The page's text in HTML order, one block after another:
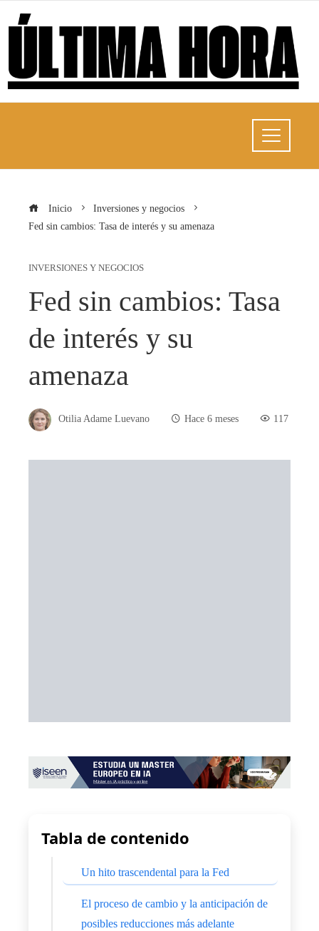
Inicio
Inversiones y negocios
Fed sin cambios: Tasa de interés y su amenaza
INVERSIONES Y NEGOCIOS
Fed sin cambios: Tasa
de interés y su
amenaza
Otilia Adame Luevano Hace 6 meses 117
Tabla de contenido
Un hito trascendental para la Fed
El proceso de cambio y la anticipación de
posibles reducciones más adelante